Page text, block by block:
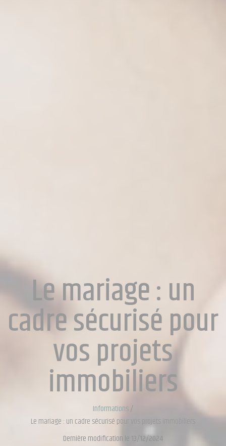
Le mariage : un
cadre sécurisé pour
vos projets
immobiliers
Informations/
Le mariage : un cadre sécurisé pour vos projets immobiliers
Dernière modification le 13/12/2024